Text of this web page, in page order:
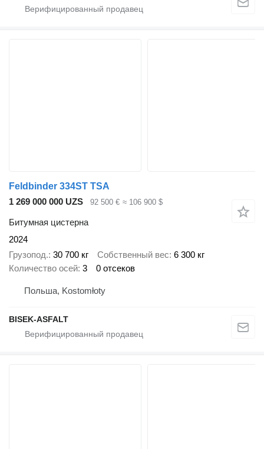
Feldbinder 334ST TSA
1 269 000 000 UZS
92 500 € ≈ 106 900 $
Битумная цистерна
2024
Грузопод. 30 700 кг Собственный вес 6 300 кг
Количество осей 3 0 отсеков
Польша, Kostomłoty
BISEK-ASFALT